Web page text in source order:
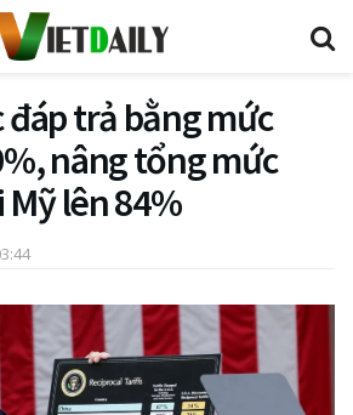
đáp trả bằng mức
nâng tổng mức
lên 84%